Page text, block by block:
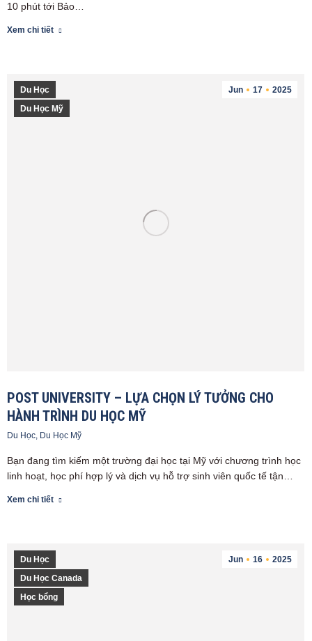
10 phút tới Bảo…
Xem chi tiết
Jun 17 2025
Du Học
Du Học Mỹ
POST UNIVERSITY – LỰA CHỌN LÝ TƯỞNG CHO
HÀNH TRÌNH DU HỌC MỸ
Du Học, Du Học Mỹ
Bạn đang tìm kiếm một trường đại học tại Mỹ với chương trình học
linh hoạt, học phí hợp lý và dịch vụ hỗ trợ sinh viên quốc tế tận…
Xem chi tiết
Jun 16 2025
Du Học
Du Học Canada
Học bổng